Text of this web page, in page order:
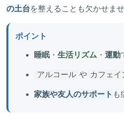
の土台を整えることも欠かせませ
ポイント
睡眠・ 生活リズム ・ 運動
アルコール や カフェイ
家族や友人のサポート も